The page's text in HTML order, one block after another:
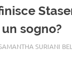
sogno?
SURIANI